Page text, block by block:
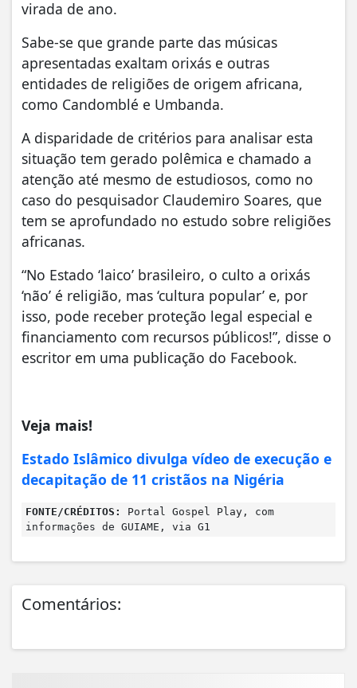
virada de ano.
Sabe-se que grande parte das músicas
apresentadas exaltam orixás e outras
entidades de religiões de origem africana,
como Candomblé e Umbanda.
A disparidade de critérios para analisar esta
situação tem gerado polêmica e chamado a
atenção até mesmo de estudiosos, como no
caso do pesquisador Claudemiro Soares, que
tem se aprofundado no estudo sobre religiões
africanas.
“No Estado ‘laico’ brasileiro, o culto a orixás
‘não’ é religião, mas ‘cultura popular’ e, por
isso, pode receber proteção legal especial e
financiamento com recursos públicos!”, disse o
escritor em uma publicação do Facebook.
Veja mais!
Estado Islâmico divulga vídeo de execução e
decapitação de 11 cristãos na Nigéria
FONTE/CRÉDITOS:
Portal Gospel Play, com
informações de GUIAME, via G1
Comentários: